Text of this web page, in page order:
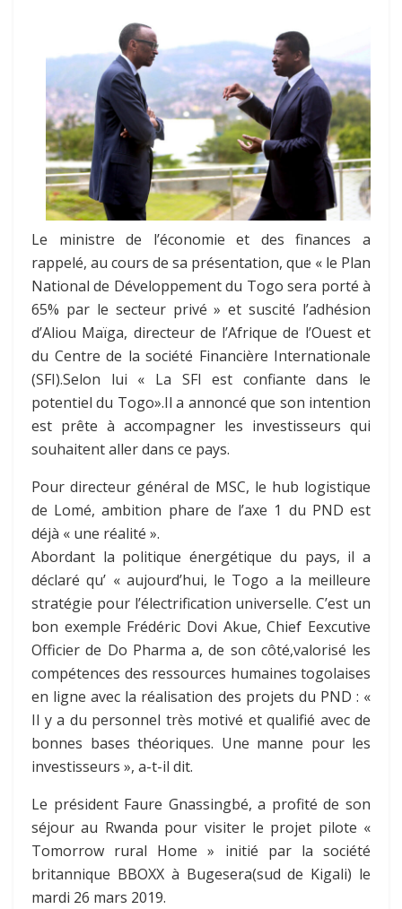
Le ministre de l’économie et des finances a
rappelé, au cours de sa présentation, que « le Plan
National de Développement du Togo sera porté à
65% par le secteur privé » et suscité l’adhésion
d’Aliou Maïga, directeur de l’Afrique de l’Ouest et
du Centre de la société Financière Internationale
(SFI).Selon lui « La SFI est confiante dans le
potentiel du Togo».Il a annoncé que son intention
est prête à accompagner les investisseurs qui
souhaitent aller dans ce pays.
Pour directeur général de MSC, le hub logistique
de Lomé, ambition phare de l’axe 1 du PND est
déjà « une réalité ».
Abordant la politique énergétique du pays, il a
déclaré qu’ « aujourd’hui, le Togo a la meilleure
stratégie pour l’électrification universelle. C’est un
bon exemple Frédéric Dovi Akue, Chief Eexcutive
Officier de Do Pharma a, de son côté,valorisé les
compétences des ressources humaines togolaises
en ligne avec la réalisation des projets du PND : «
Il y a du personnel très motivé et qualifié avec de
bonnes bases théoriques. Une manne pour les
investisseurs », a-t-il dit.
Le président Faure Gnassingbé, a profité de son
séjour au Rwanda pour visiter le projet pilote «
Tomorrow rural Home » initié par la société
britannique BBOXX à Bugesera(sud de Kigali) le
mardi 26 mars 2019.